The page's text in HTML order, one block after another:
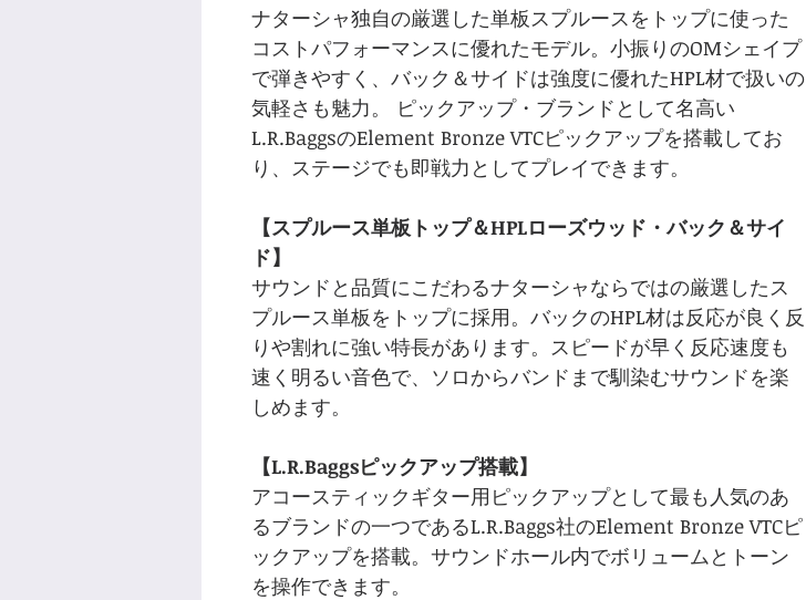
ナターシャ独自の厳選した単板スプルースをトップに使った
コストパフォーマンスに優れたモデル。小振りのOMシェイプ
で弾きやすく、バック＆サイドは強度に優れたHPL材で扱いの
気軽さも魅力。 ピックアップ・ブランドとして名高い
L.R.BaggsのElement Bronze VTCピックアップを搭載してお
り、ステージでも即戦力としてプレイできます。
【スプルース単板トップ＆HPLローズウッド・バック＆サイ
ド】
サウンドと品質にこだわるナターシャならではの厳選したス
プルース単板をトップに採用。バックのHPL材は反応が良く反
りや割れに強い特長があります。スピードが早く反応速度も
速く明るい音色で、ソロからバンドまで馴染むサウンドを楽
しめます。
【L.R.Baggsピックアップ搭載】
アコースティックギター用ピックアップとして最も人気のあ
るブランドの一つであるL.R.Baggs社のElement Bronze VTCピ
ックアップを搭載。サウンドホール内でボリュームとトーン
を操作できます。